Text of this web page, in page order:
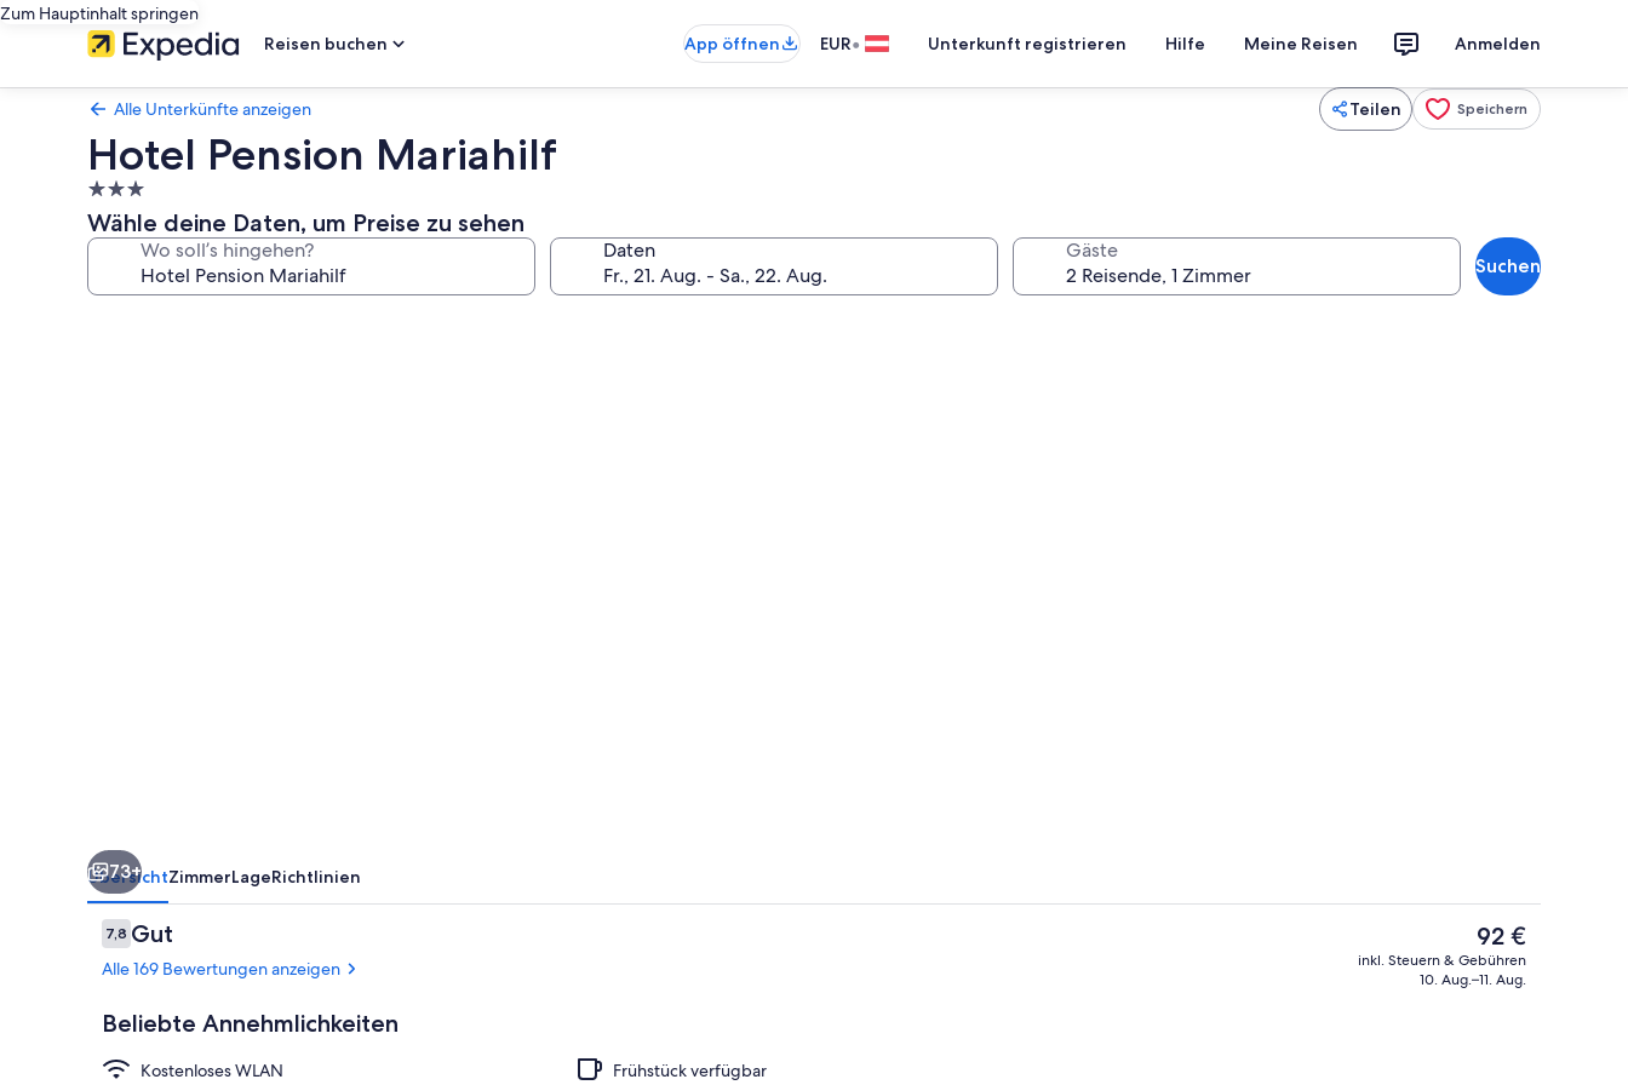
Zum Hauptinhalt springen
Reisen buchen
App öffnen EUR• Unterkunft registrieren Hilfe Meine Reisen Anmelden
Alle Unterkünfte anzeigen Teilen Speichern
Hotel Pension Mariahilf
3.0-
Sterne-
Unterkunft
Wähle deine Daten, um Preise zu sehen
Wo soll’s hingehen? Daten Gäste
Suchen
Vierbettzimmer | Select-Comfort-Betten, Zimmersafe, Schreibtisch,
73+
ÜbersichtZimmerLageRichtlinien
Bewertungen
7,87,8 von 10.
Gut
Alle 169 Bewertungen anzeigen
Beliebte Annehmlichkeiten
Kostenloses WLAN
Frühstück verfügbar
Der
aktuelle
Preis
92 €
inkl. Steuern & Gebühren
10. Aug.–11. Aug.